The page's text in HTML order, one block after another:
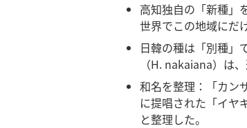
高知独自の「新種」
世界でこの地域にだ
日韓の種は「別種」
（H. nakaiana）は
和名を整理：「カン
に提唱された「イヤ
と整理した。